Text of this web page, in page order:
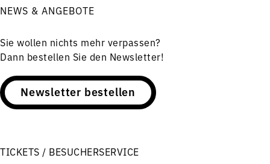
NEWS & ANGEBOTE
Sie wollen nichts mehr verpassen?
Dann bestellen Sie den Newsletter!
Newsletter bestellen
TICKETS / BESUCHERSERVICE